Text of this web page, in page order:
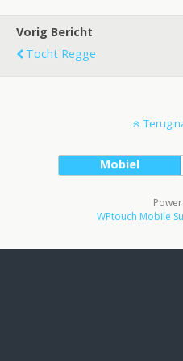
Vorig Bericht
Tocht Regge
Terug
Mobiel
WPtouch Mobile